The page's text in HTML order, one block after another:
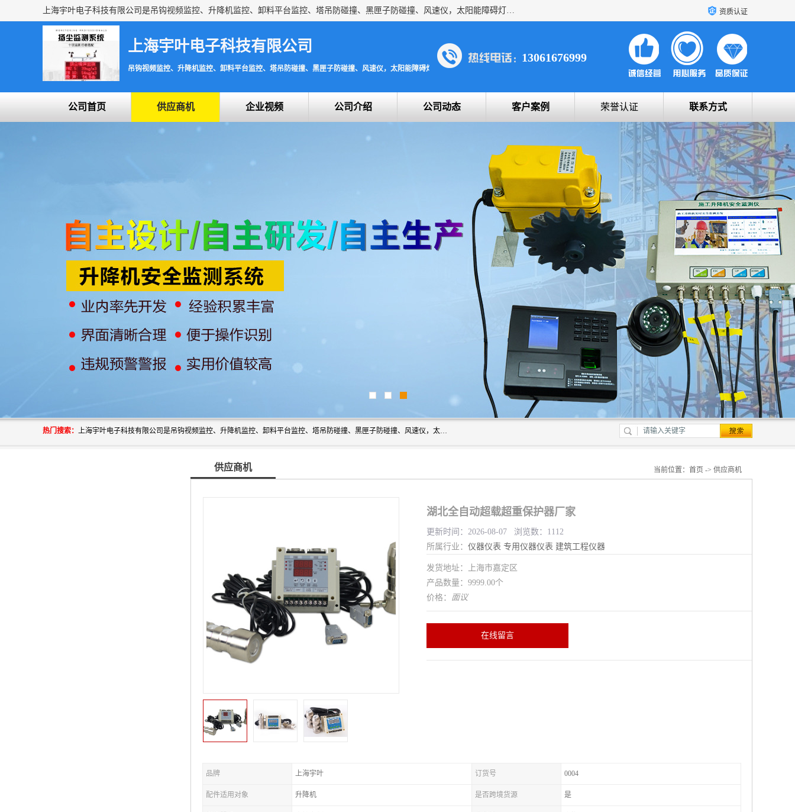
上海宇叶电子科技有限公司是吊钩视频监控、升降机监控、卸料平台监控、塔吊防碰撞、黑匣子防碰撞、风速仪，太阳能障碍灯安全提示灯等一系列升降机的常用配件产品专业研发生产加工的公司，拥有完整、科学的质量管理体系。 资质认证
上海宇叶电子科技有限公司
吊钩视频监控、升降机监控、卸料平台监控、塔吊防碰撞、黑匣子防碰撞、风速仪，太阳能障碍灯安全提示灯
13061676999
公司首页 供应商机 企业视频 公司介绍 公司动态 客户案例 荣誉认证 联系方式
热门搜索： 上海宇叶电子科技有限公司是吊钩视频监控、升降机监控、卸料平台监控、塔吊防碰撞、黑匣子防碰撞、风速仪，太阳能障碍灯安全提示灯等一系列升降机的常用配件产品专业研发生产加工的公司，拥有完整、科学的质量管理体系。
供应商机 当前位置： 首页 -> 供应商机
湖北全自动超载超重保护器厂家
更新时间：2026-08-07 浏览数：1112
所属行业： 仪器仪表 专用仪器仪表 建筑工程仪器
发货地址：上海市嘉定区
产品数量：9999.00个
价格： 面议
在线留言
品牌 上海宇叶 订货号 0004
配件适用对象 升降机 是否跨境货源 是